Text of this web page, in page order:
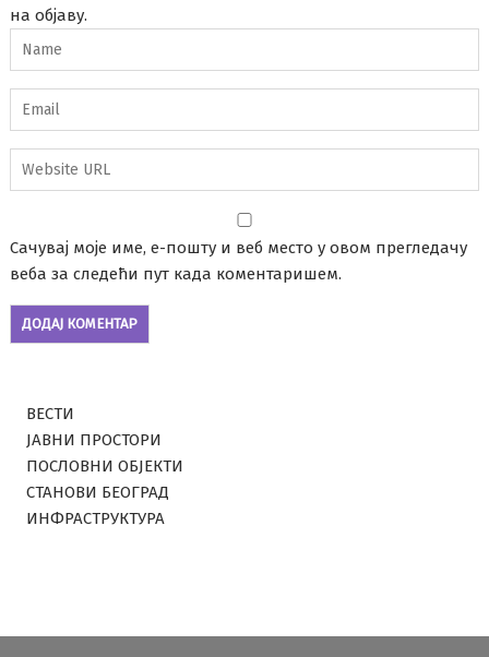
на објаву.
Сачувај моје име, е-пошту и веб место у овом прегледачу
веба за следећи пут када коментаришем.
ВЕСТИ
ЈАВНИ ПРОСТОРИ
ПОСЛОВНИ ОБЈЕКТИ
СТАНОВИ БЕОГРАД
ИНФРАСТРУКТУРА